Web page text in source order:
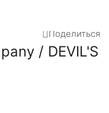
Поделиться
/ DEVIL'S